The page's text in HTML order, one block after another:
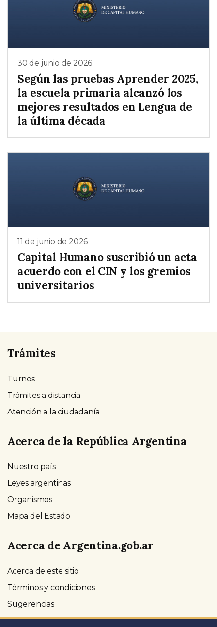
30 de junio de 2026
Según las pruebas Aprender 2025,
la escuela primaria alcanzó los
mejores resultados en Lengua de
la última década
11 de junio de 2026
Capital Humano suscribió un acta
acuerdo con el CIN y los gremios
universitarios
Trámites
Turnos
Trámites a distancia
Atención a la ciudadanía
Acerca de la República Argentina
Nuestro país
Leyes argentinas
Organismos
Mapa del Estado
Acerca de Argentina.gob.ar
Acerca de este sitio
Términos y condiciones
Sugerencias